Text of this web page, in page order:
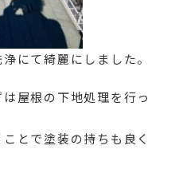
にて綺麗にしました。
屋根の下地処理を行っ
とで塗装の持ちも良く